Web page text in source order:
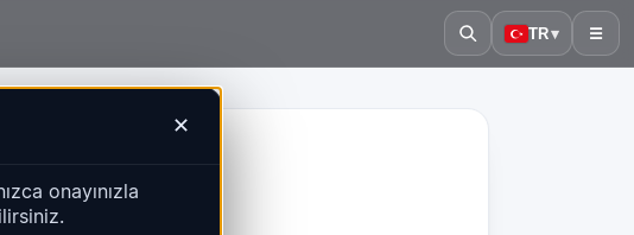
TR▾ ☰
✕
onayınızla